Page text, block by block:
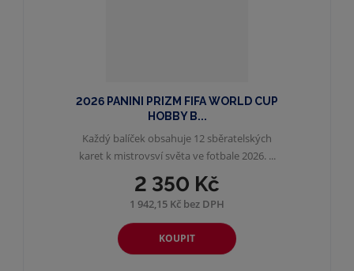
2026 PANINI PRIZM FIFA WORLD CUP
HOBBY B...
2 350 Kč
1 942,15 Kč bez DPH
KOUPIT
Každý balíček obsahuje 12 sběratelských
karet k mistrovsví světa ve fotbale 2026. ...